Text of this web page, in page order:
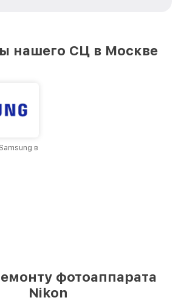
повышая уровень доверия
нашего СЦ в Москве
в
фотоаппарата
Nikon